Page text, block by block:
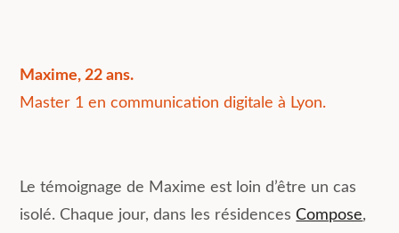
Maxime, 22 ans.
Master 1 en communication digitale à Lyon.
Le témoignage de Maxime est loin d’être un cas
isolé. Chaque jour, dans les résidencesCompose,